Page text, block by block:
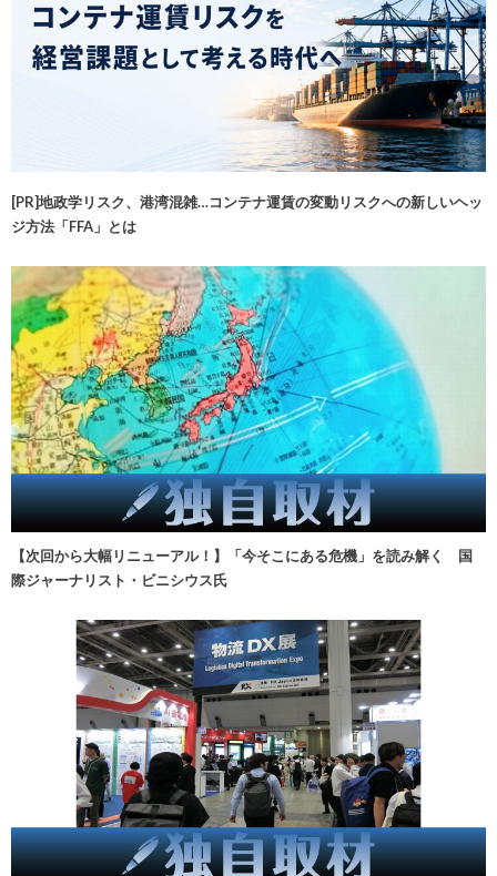
[PR]地政学リスク、港湾混雑…コンテナ運賃の変動リスクへの新しいヘッ
ジ方法「FFA」とは
【次回から大幅リニューアル！】「今そこにある危機」を読み解く 国
際ジャーナリスト・ビニシウス氏